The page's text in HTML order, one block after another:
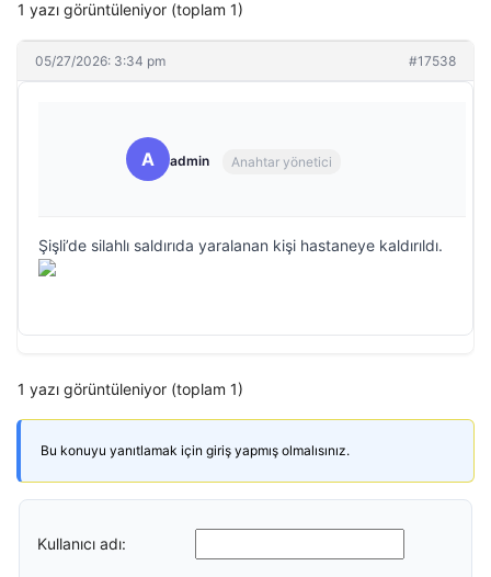
1 yazı görüntüleniyor (toplam 1)
05/27/2026: 3:34 pm #17538
A admin Anahtar yönetici
Şişli’de silahlı saldırıda yaralanan kişi hastaneye kaldırıldı.
1 yazı görüntüleniyor (toplam 1)
Bu konuyu yanıtlamak için giriş yapmış olmalısınız.
Kullanıcı adı: